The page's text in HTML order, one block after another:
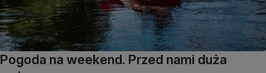
Pogoda na weekend. Przed nami duża